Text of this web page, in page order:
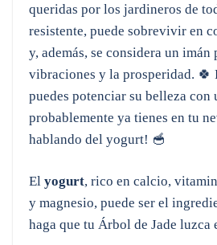
queridas por los jardineros de
resistente, puede sobrevivir en
y, además, se considera un imán
vibraciones y la prosperidad. 🍀
puedes potenciar su belleza con
probablemente ya tienes en tu
hablando del yogurt! 🥣
El yogurt, rico en calcio,
y magnesio, puede ser el
haga que tu Árbol de Jade luzca